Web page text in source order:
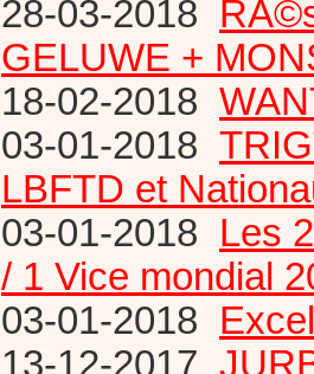
28-03-2018
GELUWE +
18-02-2018
03-01-2018
LBFTD et
03-01-2018 Les
/ 1 Vice mondial
03-01-2018
13-12-2017